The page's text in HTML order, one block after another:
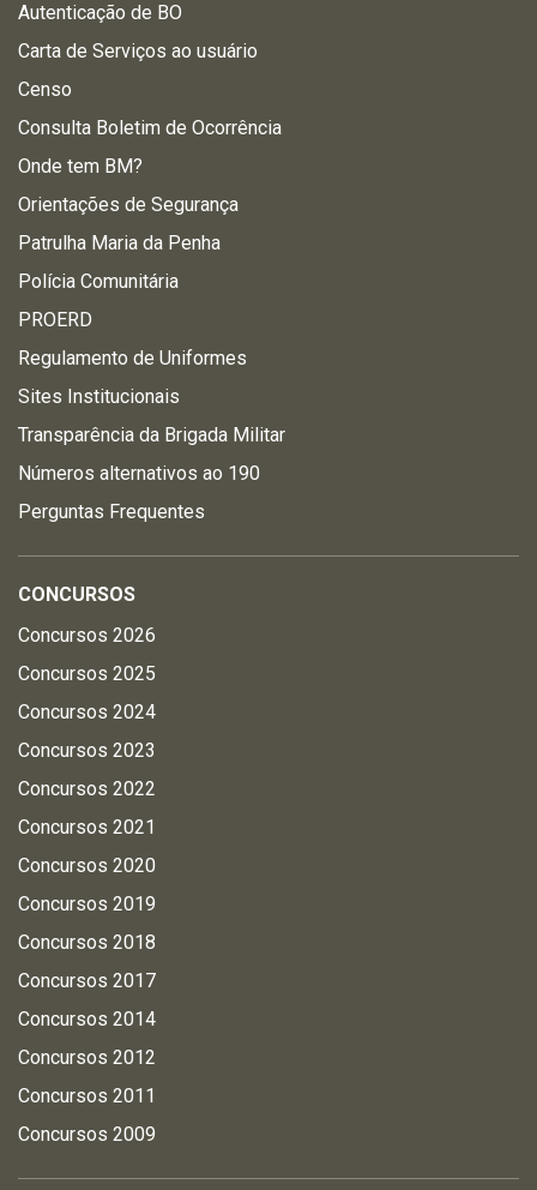
Autenticação de BO
Carta de Serviços ao usuário
Censo
Consulta Boletim de Ocorrência
Onde tem BM?
Orientações de Segurança
Patrulha Maria da Penha
Polícia Comunitária
PROERD
Regulamento de Uniformes
Sites Institucionais
Transparência da Brigada Militar
Números alternativos ao 190
Perguntas Frequentes
CONCURSOS
Concursos 2026
Concursos 2025
Concursos 2024
Concursos 2023
Concursos 2022
Concursos 2021
Concursos 2020
Concursos 2019
Concursos 2018
Concursos 2017
Concursos 2014
Concursos 2012
Concursos 2011
Concursos 2009